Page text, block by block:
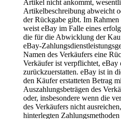
Artikel nicht ankommt,
Artikelbeschreibung abweicht
der Rückgabe gibt. Im
weist eBay im Falle eines
die für die Abwicklung der
eBay-
Namen des Verkäufers eine
Verkäufer ist verpflichtet, eBay
zurückzuerstatten. eBay ist in
den Käufer erstatteten Betrag
Auszahlungsbeträgen des
oder, insbesondere wenn die
des Verkäufers nicht
hinterlegten